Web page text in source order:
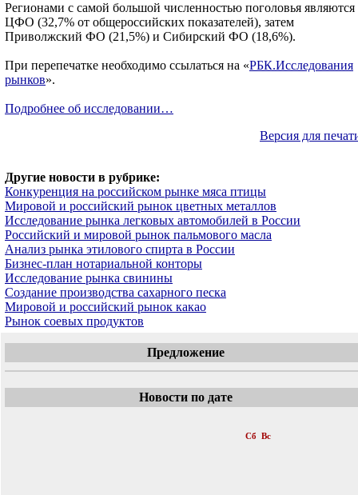
Регионами с самой большой численностью поголовья являются
ЦФО (32,7% от общероссийских показателей), затем
Приволжский ФО (21,5%) и Сибирский ФО (18,6%).
При перепечатке необходимо ссылаться на «РБК.Исследования
рынков».
Подробнее об исследовании…
Версия для
Другие новости в рубрике:
Конкуренция на российском рынке мяса птицы
Мировой и российский рынок цветных металлов
Исследование рынка легковых автомобилей в России
Российский и мировой рынок пальмового масла
Анализ рынка этилового спирта в России
Бизнес-план нотариальной конторы
Исследование рынка свинины
Создание производства сахарного песка
Мировой и российский рынок какао
Рынок соевых продуктов
Предложение
Новости по дате
Сб Вс